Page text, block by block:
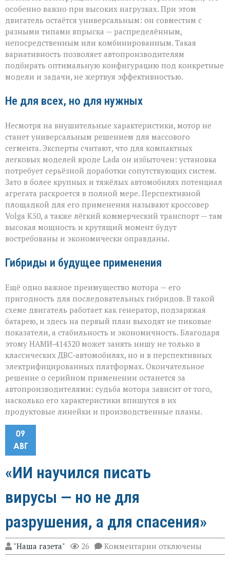
особенно важно при высоких нагрузках. При этом
двигатель остаётся универсальным: он совместим с
разными типами впрыска — распределённым,
непосредственным или комбинированным. Такая
вариативность позволяет автопроизводителям
подбирать оптимальную конфигурацию под конкретные
модели и задачи, не жертвуя эффективностью.
Не для всех, но для нужных
Несмотря на внушительные характеристики, мотор не
станет универсальным решением для массового
сегмента. Эксперты считают, что для компактных
легковых моделей вроде Lada он избыточен: установка
потребует серьёзной доработки сопутствующих систем.
Зато в более крупных и тяжёлых автомобилях потенциал
агрегата раскроется в полной мере. Перспективной
площадкой для его применения называют кроссовер
Volga К50, а также лёгкий коммерческий транспорт — там
высокая мощность и крутящий момент будут
востребованы и экономически оправданы.
Гибриды и будущее применения
Ещё одно важное преимущество мотора — его
пригодность для последовательных гибридов. В такой
схеме двигатель работает как генератор, подзаряжая
батарею, и здесь на первый план выходят не пиковые
показатели, а стабильность и экономичность. Благодаря
этому НАМИ‑414320 может занять нишу не только в
классических ДВС‑автомобилях, но и в перспективных
электрифицированных платформах. Окончательное
решение о серийном применении останется за
автопроизводителями: судьба мотора зависит от того,
насколько его характеристики впишутся в их
продуктовые линейки и производственные планы.
09
АВГ
«ИИ научился писать
вирусы — но не для
разрушения, а для спасения»
"Наша газета" 26 Комментарии к
записи
отключены